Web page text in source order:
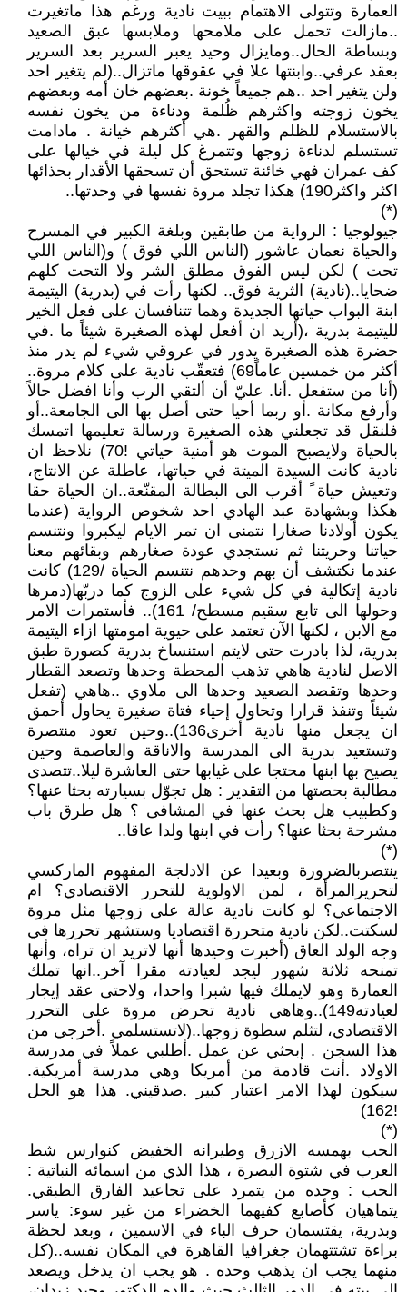
العمارة وتتولى الاهتمام ببيت نادية ورغم هذا ماتغيرت
..مازالت تحمل على ملامحها وملابسها عبق الصعيد
وبساطة الحال..ومايزال وحيد يعبر السرير بعد السرير
بعقد عرفي..وابنتها علا في عقوقها ماتزال..(لم يتغير احد
ولن يتغير احد ..هم جميعاً خونة .بعضهم خان أمه وبعضهم
يخون زوجته واكثرهم ظُلمة ودناءة من يخون نفسه
بالاستسلام للظلم والقهر .هي أكثرهم خيانة . مادامت
تستسلم لدناءة زوجها وتتمرغ كل ليلة في خيالها على
كف عمران فهي خائنة تستحق أن تسحقها الأقدار بحذائها
اكثر واكثر190) هكذا تجلد مروة نفسها في وحدتها..
(*)
جيولوجيا : الرواية من طابقين وبلغة الكبير في المسرح
والحياة نعمان عاشور (الناس اللي فوق ) و(الناس اللي
تحت ) لكن ليس الفوق مطلق الشر ولا التحت كلهم
ضحايا..(نادية) الثرية فوق.. لكنها رأت في (بدرية) اليتيمة
ابنة البواب حياتها الجديدة وهما تتنافسان على فعل الخير
لليتيمة بدرية ،(أريد ان أفعل لهذه الصغيرة شيئاً ما .في
حضرة هذه الصغيرة يدور في عروقي شيء لم يدر منذ
أكثر من خمسين عاماً69) فتعقّب نادية على كلام مروة..
(أنا من ستفعل .أنا. عليّ أن ألتقي الرب وأنا افضل حالاً
وأرفع مكانة .أو ربما أحيا حتى أصل بها الى الجامعة..أو
فلنقل قد تجعلني هذه الصغيرة ورسالة تعليمها اتمسك
بالحياة ولايصبح الموت هو أمنية حياتي !70) نلاحظ ان
نادية كانت السيدة الميتة في حياتها، عاطلة عن الانتاج،
وتعيش حياة ً أقرب الى البطالة المقنّعة..ان الحياة حقا
هكذا وبشهادة عبد الهادي احد شخوص الرواية (عندما
يكون أولادنا صغارا نتمنى ان تمر الايام ليكبروا ونتنسم
حياتنا وحريتنا ثم نستجدي عودة صغارهم وبقائهم معنا
عندما نكتشف أن بهم وحدهم نتنسم الحياة /129) كانت
نادية إتكالية في كل شيء على الزوج كما دربّها(دمرها
وحولها الى تابع سقيم مسطح/ 161).. فأستمرات الامر
مع الابن ، لكنها الآن تعتمد على حيوية امومتها ازاء اليتيمة
بدرية، لذا بادرت حتى لايتم استنساخ بدرية كصورة طبق
الاصل لنادية هاهي تذهب المحطة وحدها وتصعد القطار
وحدها وتقصد الصعيد وحدها الى ملاوي ..هاهي (تفعل
شيئاً وتنفذ قرارا وتحاول إحياء فتاة صغيرة يحاول أحمق
ان يجعل منها نادية أخرى136)..وحين تعود منتصرة
وتستعيد بدرية الى المدرسة والاناقة والعاصمة وحين
يصيح بها ابنها محتجا على غيابها حتى العاشرة ليلا..تتصدى
مطالبة بحصتها من التقدير : هل تجوّل بسيارته بحثا عنها؟
وكطبيب هل بحث عنها في المشافى ؟ هل طرق باب
مشرحة بحثا عنها؟ رأت في ابنها ولدا عاقا..
(*)
ينتصربالضرورة وبعيدا عن الادلجة المفهوم الماركسي
لتحريرالمرأة ، لمن الاولوية للتحرر الاقتصادي؟ ام
الاجتماعي؟ لو كانت نادية عالة على زوجها مثل مروة
لسكتت..لكن نادية متحررة اقتصاديا وستشهر تحررها في
وجه الولد العاق (أخبرت وحيدها أنها لاتريد ان تراه، وأنها
تمنحه ثلاثة شهور ليجد لعيادته مقرا آخر..انها تملك
العمارة وهو لايملك فيها شبرا واحدا، ولاحتى عقد إيجار
لعيادته149)..وهاهي نادية تحرض مروة على التحرر
الاقتصادي، لتثلم سطوة زوجها..(لاتستسلمي .أخرجي من
هذا السجن . إبحثي عن عمل .أطلبي عملاً في مدرسة
الاولاد .أنت قادمة من أمريكا وهي مدرسة أمريكية.
سيكون لهذا الامر اعتبار كبير .صدقيني. هذا هو الحل
!162)
(*)
الحب بهمسه الازرق وطيرانه الخفيض كنوارس شط
العرب في شتوة البصرة ، هذا الذي من اسمائه النباتية :
الحب : وحده من يتمرد على تجاعيد الفارق الطبقي.
يتماهيان كأصابع كفيهما الخضراء من غير سوء: ياسر
وبدرية، يقتسمان حرف الباء في الاسمين ، وبعد لحظة
براءة تشتتهمان جغرافيا القاهرة في المكان نفسه..(كل
منهما يجب ان يذهب وحده . هو يجب ان يدخل ويصعد